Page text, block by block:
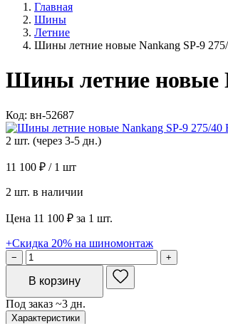
Главная
Шины
Летние
Шины летние новые Nankang SP-9
Шины летние новые
Код: вн-52687
2 шт. (через 3-5 дн.)
11 100 ₽ / 1 шт
2 шт. в наличии
Цена 11 100 ₽ за 1 шт.
+Скидка 20% на шиномонтаж
− +
В корзину
Под заказ ~3 дн.
Характеристики